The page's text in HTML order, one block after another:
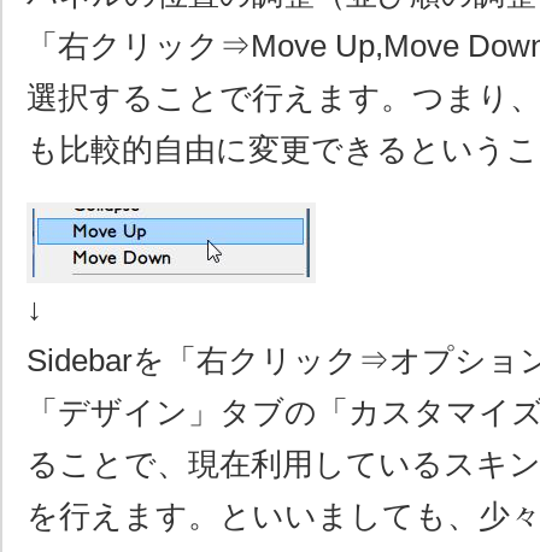
「右クリック⇒Move Up,Move
選択することで行えます。つまり
も比較的自由に変更できるという
↓
Sidebarを「右クリック⇒オプショ
「デザイン」タブの「カスタマイ
ることで、現在利用しているスキ
を行えます。といいましても、少